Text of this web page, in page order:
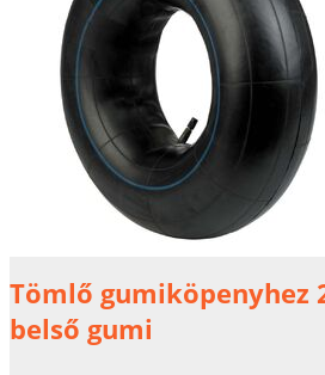
Tömlő gumiköpenyhez
belső gumi